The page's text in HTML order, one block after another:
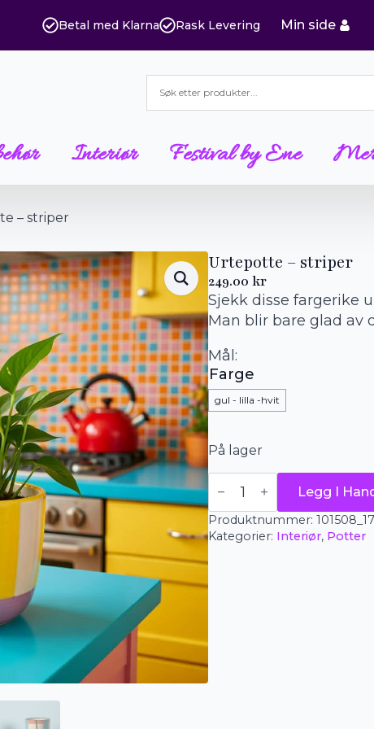
Betal med Klarna Rask Levering Min side
Interiør Festival by Ene
– striper
Urtepotte – striper
249.00 kr
Sjekk disse fargerike
Man blir bare glad av
Mål:
Farge
gul - lilla -hvit
På lager
Urtepotte
-
striper
antall
Legg I
Produktnummer:
Kategorier: Interiør, Potter